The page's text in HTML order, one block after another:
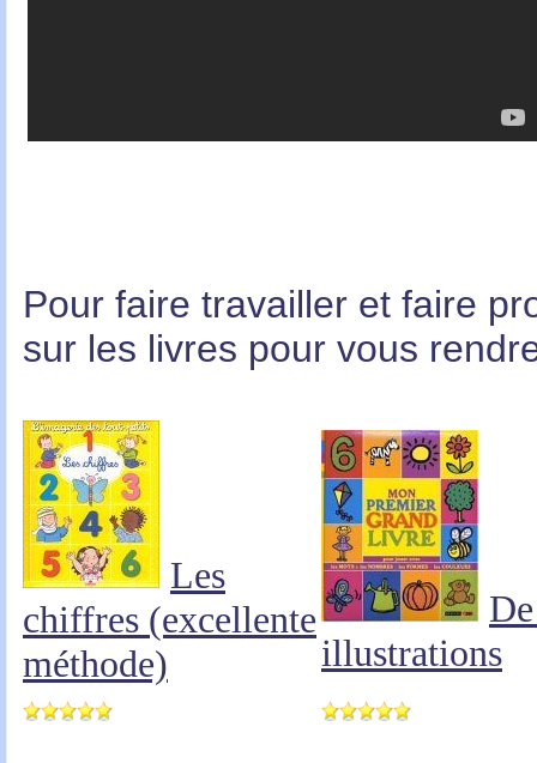
Pour faire travailler et faire
sur les livres pour vous
Les
chiffres (excellente
méthode)
illustrations